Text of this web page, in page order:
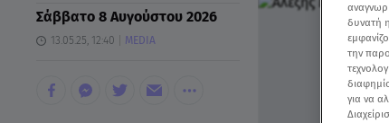
Σάββατο 8 Αυγούστου 2026
13.05.25, 12:40 MEDIA
δυνατή
την
για να